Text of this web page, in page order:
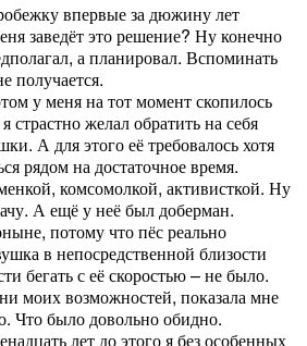
впервые за дюжину лет
заведёт это решение? Ну конечно
а планировал. Вспоминать
получается.
у меня на тот момент скопилось
страстно желал обратить на себя
А для этого её требовалось хотя
рядом на достаточное время.
комсомолкой, активисткой. Ну
А ещё у неё был доберман.
потому что пёс реально
в непосредственной близости
бегать с её скоростью – не было.
моих возможностей, показала мне
Что было довольно обидно.
лет до этого я без особенных